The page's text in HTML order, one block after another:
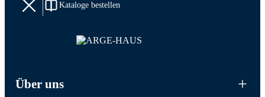
Kataloge bestellen
Über uns